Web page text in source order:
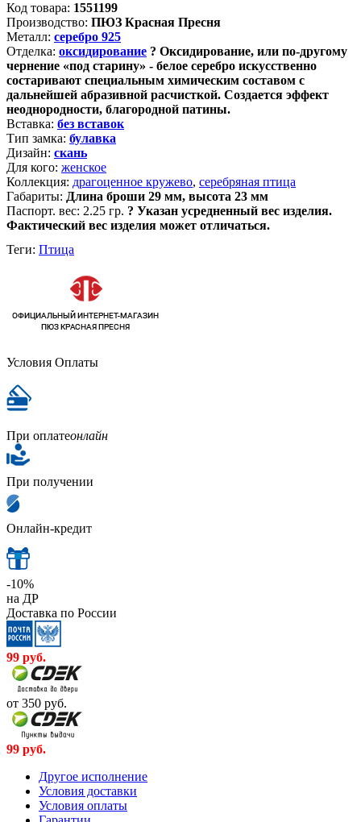
Код товара: 1551199
Производство: ПЮЗ Красная Пресня
Металл: серебро 925
Отделка: оксидирование ? Оксидирование, или по-другому
чернение «под старину» - белое серебро искусственно
состаривают специальным химическим составом с
дальнейшей абразивной расчисткой. Создается эффект
неоднородности, благородной патины.
Вставка: без вставок
Тип замка: булавка
Дизайн: скань
Для кого: женское
Коллекция: драгоценное кружево, серебряная птица
Габариты: Длина броши 29 мм, высота 23 мм
Паспорт. вес: 2.25 гр. ? Указан усредненный вес изделия.
Фактический вес изделия может отличаться.
Теги: Птица
Условия Оплаты
При оплатеонлайн
При получении
Онлайн-кредит
-10%
на ДР
Доставка по России
99 руб.
от 350 руб.
99 руб.
Другое исполнение
Условия доставки
Условия оплаты